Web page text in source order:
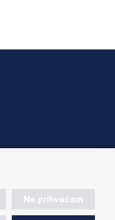
Ne prihvaćam